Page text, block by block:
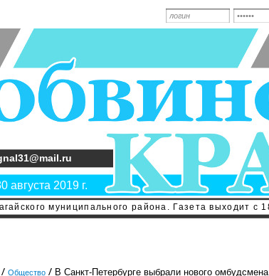
муниципального района. Газета выходит с
августа 2019 г.
Общество В Санкт-Петербурге выбрали нового омбудсмена